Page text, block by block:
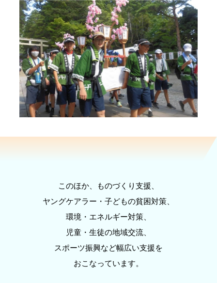
このほか、ものづくり支援、
ヤングケアラー・子どもの貧困対策、
環境・エネルギー対策、
児童・生徒の地域交流、
スポーツ振興など幅広い支援を
おこなっています。